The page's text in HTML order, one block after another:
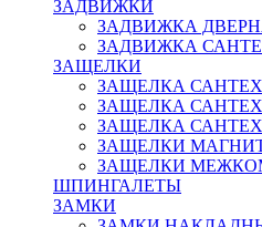
ЗАДВИЖКИ
ЗАДВИЖКА
ЗАДВИЖКА
ЗАЩЕЛКИ
ЗАЩЕЛКА
ЗАЩЕЛКА
ЗАЩЕЛКА
ЗАЩЕЛКИ
ЗАЩЕЛКИ
ШПИНГАЛЕТЫ
ЗАМКИ